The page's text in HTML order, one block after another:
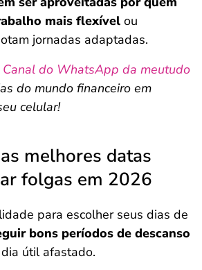
mais flexível ou
jornadas adaptadas.
Canal do WhatsApp da meutudo
do mundo financeiro em
celular!
melhores datas
folgas em 2026
para escolher seus dias de
bons períodos de descanso
útil afastado.